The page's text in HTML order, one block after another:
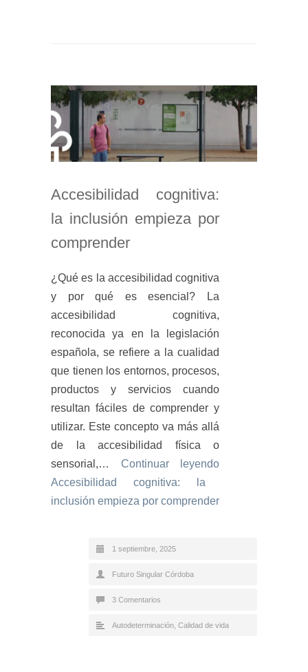
Accesibilidad cognitiva:
la inclusión empieza por
comprender
¿Qué es la accesibilidad cognitiva
y por qué es esencial? La
accesibilidad cognitiva,
reconocida ya en la legislación
española, se refiere a la cualidad
que tienen los entornos, procesos,
productos y servicios cuando
resultan fáciles de comprender y
utilizar. Este concepto va más allá
de la accesibilidad física o
sensorial,… Continuar leyendo
Accesibilidad cognitiva: la
inclusión empieza por comprender
1 septiembre, 2025
Futuro Singular Córdoba
3 Comentarios
Autodeterminación Calidad de vida